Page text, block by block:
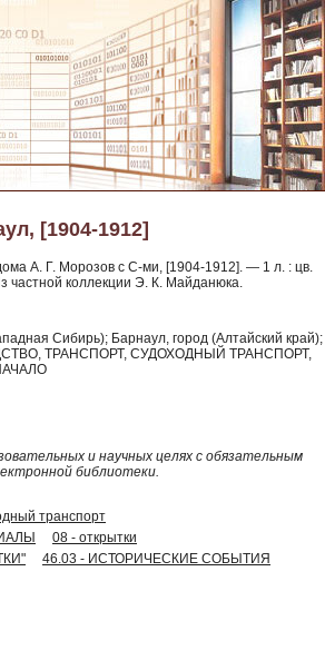
[1904-1912]
А. Г. Морозов с С-ми, [1904-1912]. — 1 л. : цв.
частной коллекции Э. К. Майданюка.
Сибирь); Барнаул, город (Алтайский край);
ТРАНСПОРТ, СУДОХОДНЫЙ ТРАНСПОРТ,
и научных целях с обязательным
библиотеки.
транспорт
08 - открытки
46.03 - ИСТОРИЧЕСКИЕ СОБЫТИЯ